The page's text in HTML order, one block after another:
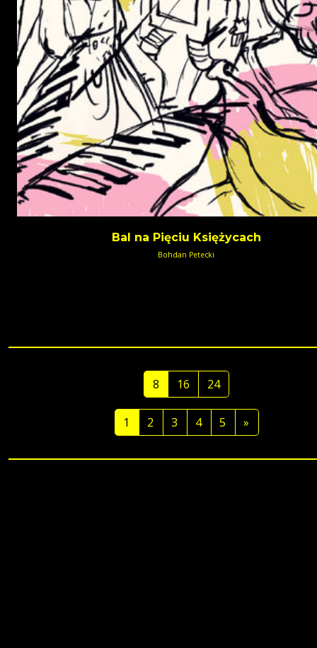
Bal na Pięciu Księżycach
Bohdan Petecki
8 16 24
1 2 3 4 5 »